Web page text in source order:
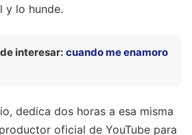
y lo hunde.
interesar: cuando me enamoro
dedica dos horas a esa misma
oficial de YouTube para